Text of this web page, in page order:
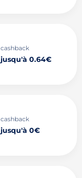
cashback
jusqu'à 0.64€
cashback
jusqu'à 0€